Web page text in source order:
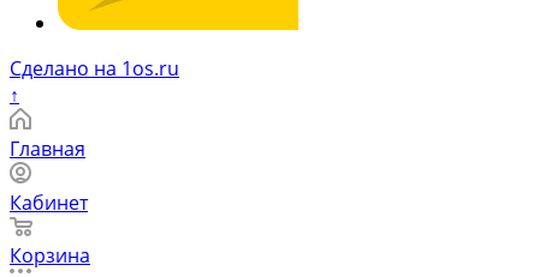
Сделано на 1os.ru
↑
Главная
Кабинет
Корзина